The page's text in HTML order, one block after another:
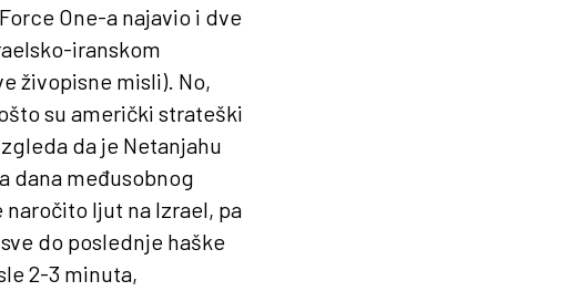
One-a najavio i dve
iranskom
živopisne misli). No,
su američki strateški
da je Netanjahu
dana međusobnog
naročito ljut na Izrael, pa
do poslednje haške
2-3 minuta,